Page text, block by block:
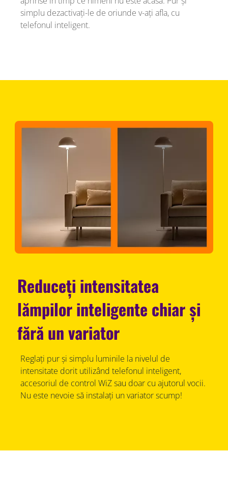
simplu dezactivați-le de oriunde v-ați afla, cu
telefonul inteligent.
Reduceți intensitatea
lămpilor inteligente chiar și
fără un variator
Reglați pur și simplu luminile la nivelul de
intensitate dorit utilizând telefonul inteligent,
accesoriul de control WiZ sau doar cu ajutorul vocii.
Nu este nevoie să instalați un variator scump!